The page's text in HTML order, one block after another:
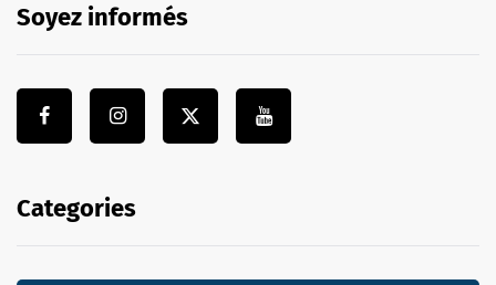
Soyez informés
Categories